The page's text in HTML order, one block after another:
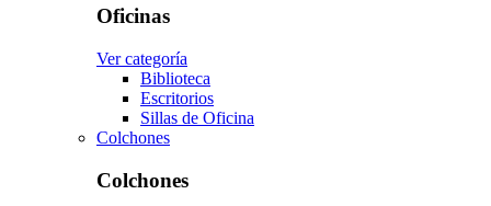
Oficinas
Ver categoría
Biblioteca
Escritorios
Sillas de Oficina
Colchones
Colchones